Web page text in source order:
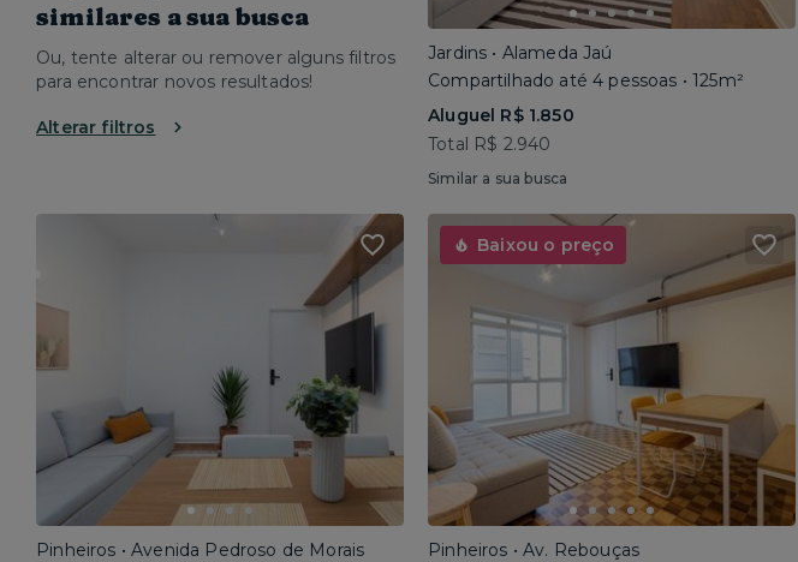
similares a sua busca
Ou, tente alterar ou remover alguns filtros
para encontrar novos resultados!
Alterar filtros
Jardins • Alameda Jaú
Compartilhado até 4 pessoas • 125m²
Aluguel R$ 1.850
Total R$ 2.940
Similar a sua busca
Pinheiros • Avenida Pedroso de Morais
Baixou o preço
Pinheiros • Av. Rebouças